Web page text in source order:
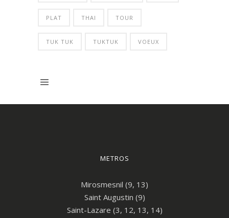
PLAT THAI TOUR
TUK TUK TUKTUK VOEUX
METROS
Mirosmesnil (9, 13)
Saint Augustin (9)
Saint-Lazare (3, 12, 13, 14)